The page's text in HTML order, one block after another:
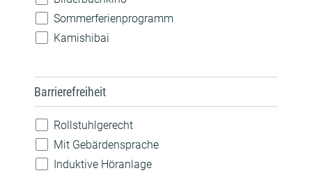
Sommerferienprogramm
Kamishibai
Barrierefreiheit
Rollstuhlgerecht
Mit Gebärdensprache
Induktive Höranlage